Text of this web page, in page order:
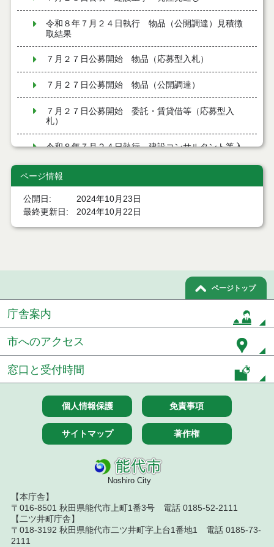
令和８年７月２４日執行 物品（公開調達）見積徴
取結果
７月２７日公募開始 物品（応募型入札）
７月２７日公募開始 物品（公開調達）
７月２７日公募開始 委託・賃貸借等（応募型入
札）
令和８年７月２４日執行 建設コンサルタント等入
令和８年７月２４日執行 工事見積徴取結果
令和８年７月２２日執行 委託・賃貸借等見積徴取
結果
７月２１日公告開始 建設工事（条件付一般競争入
令和８年７月１７日執行 委託・賃貸借等入札結果
令和８年７月１7日執行 工事入札結果（条件付一般
令和８年７月１５日執行 委託・賃貸借等見積徴取
７月１４日公告開始 建設工事（条件付一般競争入
札）（電子入札）
付一般競争入札）（電子入札）
令和８年７月１４日執行 建設コンサルタント等入
札結果（条件付一般競争入札）
令和８年７月１０日執行 物品（応募型入札等）結
果
ページ情報
公開日
2024年10月23日
最終更新日
2024年10月22日
ページトップ
庁舎案内
市へのアクセス
窓口と受付時間
個人情報保護 免責事項
サイトマップ 著作権
Noshiro City
【本庁舎】
〒016-8501 秋田県能代市上町1番3号 電話 0185-52-2111
【二ツ井町庁舎】
〒018-3192 秋田県能代市二ツ井町字上台1番地1 電話 0185-73-
2111